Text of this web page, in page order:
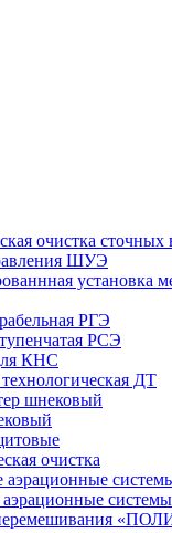
очистка сточных
ШУЭ
установка
РГЭ
РСЭ
КНС
ДТ
шнековый
очистка
аэрационные
аэрационные